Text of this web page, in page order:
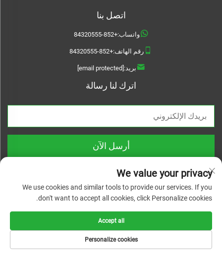
اتصل بنا
واتساب:+852-84320555
رقم الهاتف:+852-84320555
بريد:
اترك لنا رسالة
أرسل الآن
الحقوق محفوظة |سياسة الخصوصية
We value your privacy
We use cookies and similar tools to provide our services. If you
don't want to accept all cookies, click Personalize cookies.
Personalize cookies
Accept all